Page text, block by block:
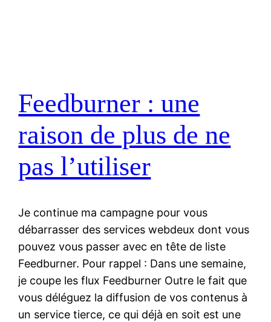
Feedburner : une
raison de plus de ne
pas l’utiliser
Je continue ma campagne pour vous
débarrasser des services webdeux dont vous
pouvez vous passer avec en tête de liste
Feedburner. Pour rappel : Dans une semaine,
je coupe les flux Feedburner Outre le fait que
vous déléguez la diffusion de vos contenus à
un service tierce, ce qui déjà en soit est une